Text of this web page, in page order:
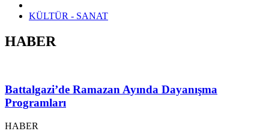
KÜLTÜR - SANAT
HABER
Battalgazi’de Ramazan Ayında Dayanışma
Programları
HABER